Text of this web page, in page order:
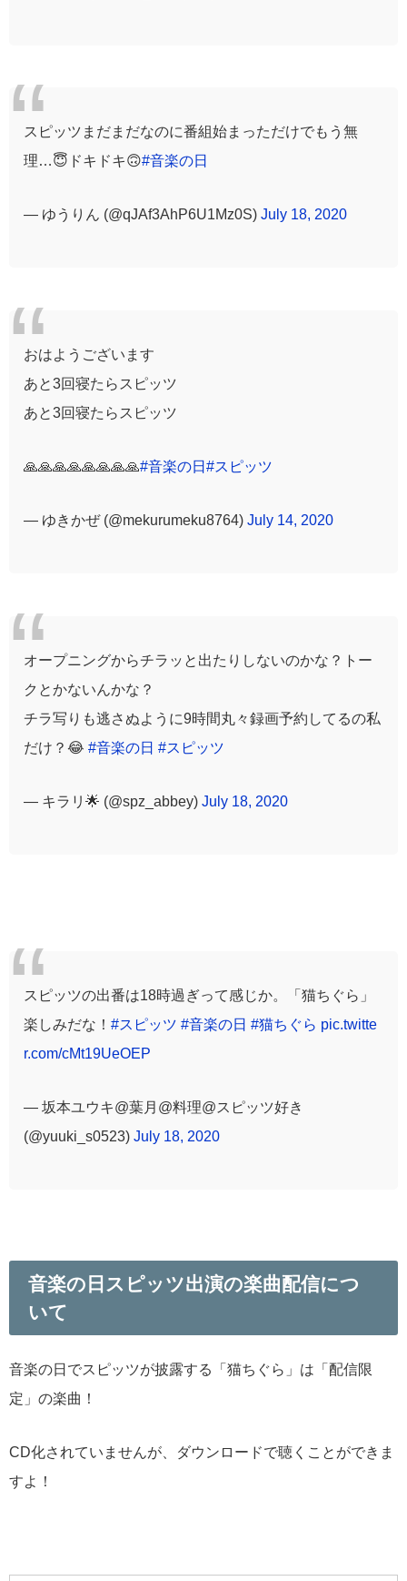
スピッツまだまだなのに番組始まっただけでもう無
理…😇ドキドキ🙃#音楽の日
— ゆうりん (@qJAf3AhP6U1Mz0S) July 18, 2020
おはようございます
あと3回寝たらスピッツ
あと3回寝たらスピッツ
🙏🙏🙏🙏🙏🙏🙏🙏#音楽の日 #スピッツ
— ゆきかぜ (@mekurumeku8764) July 14, 2020
オープニングからチラッと出たりしないのかな？トー
クとかないんかな？
チラ写りも逃さぬように9時間丸々録画予約してるの私
だけ？😂 #音楽の日 #スピッツ
— キラリ🌟 (@spz_abbey) July 18, 2020
スピッツの出番は18時過ぎって感じか。「猫ちぐら」
楽しみだな！ #スピッツ #音楽の日 #猫ちぐら pic.twitte
r.com/cMt19UeOEP
— 坂本ユウキ@葉月@料理@スピッツ好き
(@yuuki_s0523) July 18, 2020
音楽の日スピッツ出演の楽曲配信につ
いて
音楽の日でスピッツが披露する「猫ちぐら」は「配信限
定」の楽曲！
CD化されていませんが、ダウンロードで聴くことができま
すよ！